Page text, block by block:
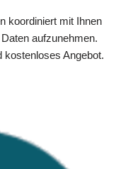
koordiniert mit Ihnen
aufzunehmen.
kostenloses Angebot.